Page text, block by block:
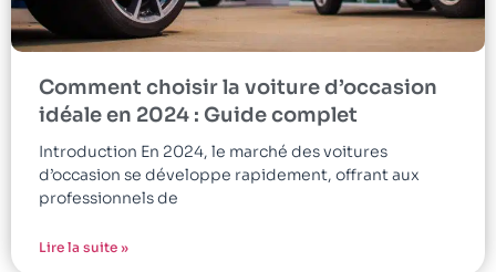
Comment choisir la voiture d’occasion
idéale en 2024 : Guide complet
Introduction En 2024, le marché des voitures
d’occasion se développe rapidement, offrant aux
professionnels de
Lire la suite »